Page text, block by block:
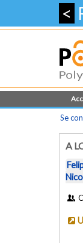
<
Se
A